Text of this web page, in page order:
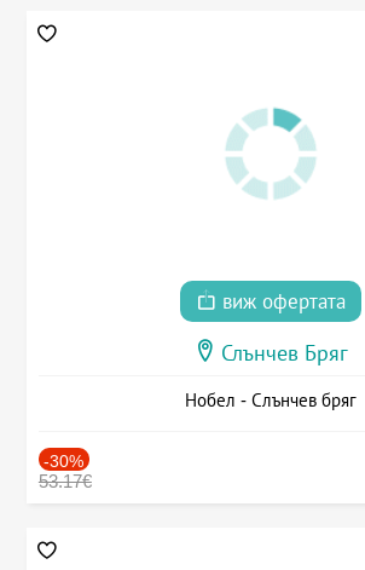
виж офертата
Слънчев Бряг
Нобел - Слънчев бряг
-30%
53.17€